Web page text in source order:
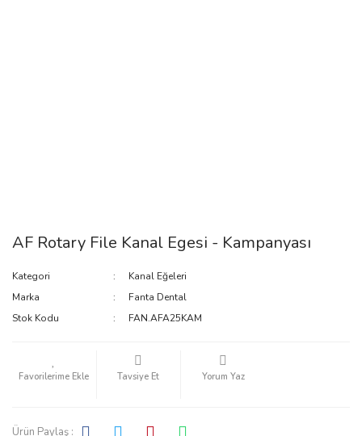
AF Rotary File Kanal Egesi - Kampanyası
Kategori
Kanal Eğeleri
Marka
Fanta Dental
Stok Kodu
FAN.AFA25KAM
Tavsiye Et Yorum Yaz
Ürün Paylaş :